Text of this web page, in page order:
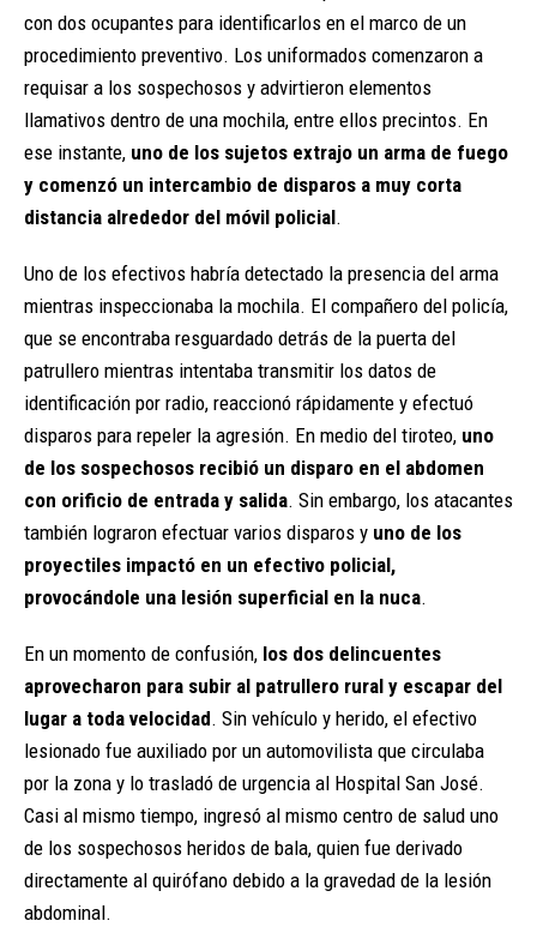
con dos ocupantes para identificarlos en el marco de un
procedimiento preventivo. Los uniformados comenzaron a
requisar a los sospechosos y advirtieron elementos
llamativos dentro de una mochila, entre ellos precintos. En
ese instante, uno de los sujetos extrajo un arma de fuego
y comenzó un intercambio de disparos a muy corta
distancia alrededor del móvil policial.
Uno de los efectivos habría detectado la presencia del arma
mientras inspeccionaba la mochila. El compañero del policía,
que se encontraba resguardado detrás de la puerta del
patrullero mientras intentaba transmitir los datos de
identificación por radio, reaccionó rápidamente y efectuó
disparos para repeler la agresión. En medio del tiroteo, uno
de los sospechosos recibió un disparo en el abdomen
con orificio de entrada y salida. Sin embargo, los atacantes
también lograron efectuar varios disparos y uno de los
proyectiles impactó en un efectivo policial,
provocándole una lesión superficial en la nuca.
En un momento de confusión, los dos delincuentes
aprovecharon para subir al patrullero rural y escapar del
lugar a toda velocidad. Sin vehículo y herido, el efectivo
lesionado fue auxiliado por un automovilista que circulaba
por la zona y lo trasladó de urgencia al Hospital San José.
Casi al mismo tiempo, ingresó al mismo centro de salud uno
de los sospechosos heridos de bala, quien fue derivado
directamente al quirófano debido a la gravedad de la lesión
abdominal.